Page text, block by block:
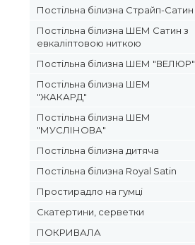
Постільна білизна Страйп-Сатин
Постільна білизна ШЕМ Сатин з
евкаліптовою ниткою
Постільна білизна ШЕМ "ВЕЛЮР"
Постільна білизна ШЕМ
"ЖАКАРД"
Постільна білизна ШЕМ
"МУСЛІНОВА"
Постільна білизна дитяча
Постільна білизна Royal Satin
Простирадло на гумці
Скатертини, серветки
ПОКРИВАЛА